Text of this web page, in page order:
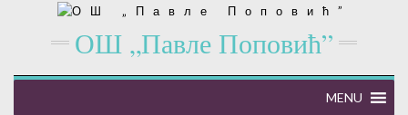
ОШ „Павле Поповић”
MENU